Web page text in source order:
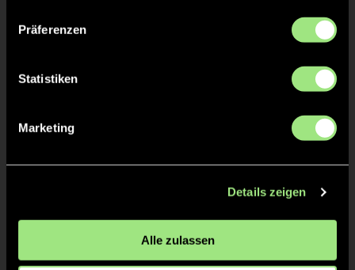
Präferenzen
Statistiken
Marketing
Details zeigen
Alle zulassen
4'
16